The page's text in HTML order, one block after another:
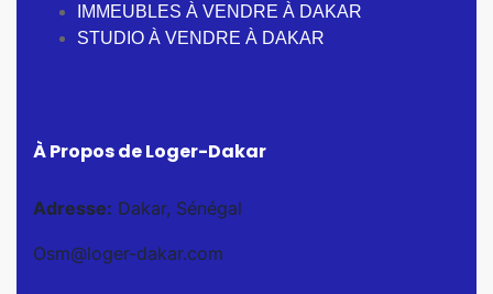
IMMEUBLES À VENDRE À DAKAR
STUDIO À VENDRE À DAKAR
À Propos de Loger-Dakar
Adresse: Dakar, Sénégal
Osm@loger-dakar.com